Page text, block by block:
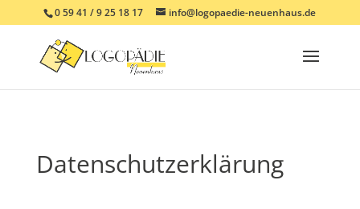
0 59 41 / 9 25 18 17 info@logopaedie-neuenhaus.de
Datenschutzerklärung